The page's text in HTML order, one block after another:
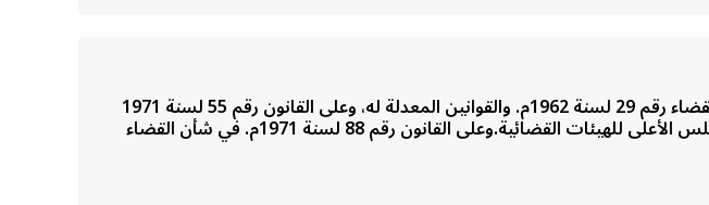
باسم الشعب،، مجلس قيادة الثورة،، بعد الاطلاع على الإعلان الدستوري.وعلى قانون نظام القضاء رقم 29 لسنة 1962م. والقوانين المعدلة له، وعلى القانون رقم 55 لسنة 1971
م. في شأن النظام القضائي للمناطق النائية.وعلى القانون رقم 86 لسنة 1971م. بإنشاء المجلس الأعلى للهيئات القضائية.وعلى القانون رقم 88 لسنة 1971م. في شأن القضاء